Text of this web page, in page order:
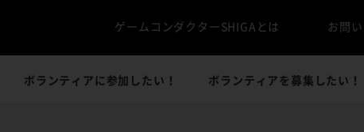
ゲームコンダクターSHIGAとは お問
ボランティアに参加したい！ ボランティアを募集したい！